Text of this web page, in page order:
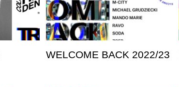
WELCOME BACK 2022/23